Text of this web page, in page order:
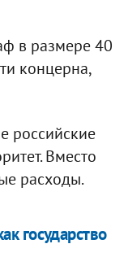
в размере 40
концерна,
российские
Вместо
расходы.
государство